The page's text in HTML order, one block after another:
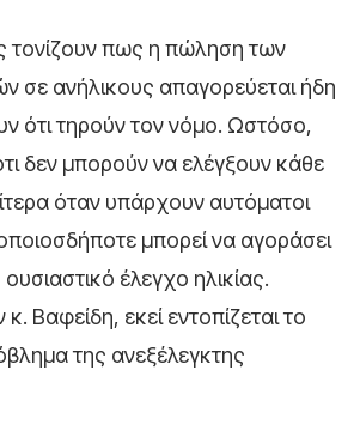
τονίζουν πως η πώληση των
σε ανήλικους απαγορεύεται ήδη
ότι τηρούν τον νόμο. Ωστόσο,
δεν μπορούν να ελέγξουν κάθε
όταν υπάρχουν αυτόματοι
μπορεί να αγοράσει
έλεγχο ηλικίας.
Βαφείδη, εκεί εντοπίζεται το
της ανεξέλεγκτης